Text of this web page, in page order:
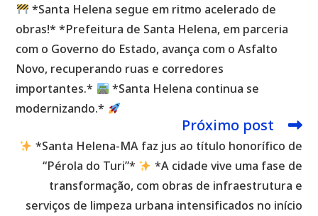
artigos*Santa Helena segue em ritmo acelerado de
obras!* *Prefeitura de Santa Helena, em parceria
com o Governo do Estado, avança com o Asfalto
Novo, recuperando ruas e corredores
importantes.*
*Santa Helena continua se
modernizando.*
Próximo post
*Santa Helena-MA faz jus ao título honorífico de
“Pérola do Turi”*
*A cidade vive uma fase de
transformação, com obras de infraestrutura e
serviços de limpeza urbana intensificados no início